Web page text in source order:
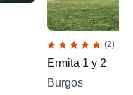
(2)
Ermita 1 y 2
Burgos